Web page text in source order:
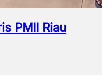
PMII Riau